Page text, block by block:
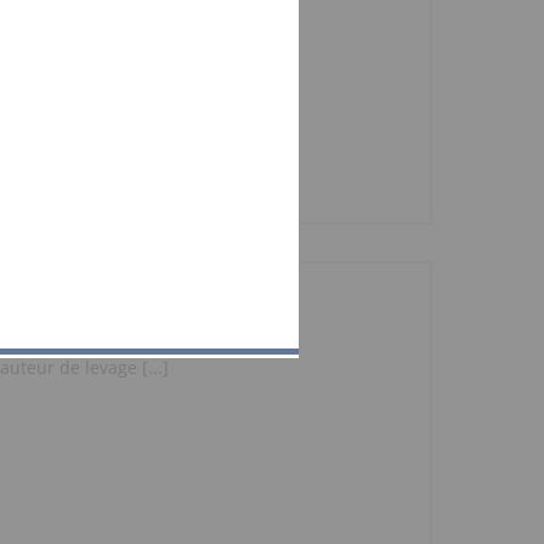
de levage [...]